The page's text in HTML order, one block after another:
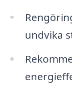
undvika